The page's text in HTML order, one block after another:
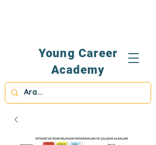
Young Career
Academy